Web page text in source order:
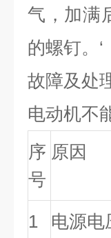
气 ， 加满
的螺钉。‘
故障及处
电动机不
序
号
原因
1 电源电